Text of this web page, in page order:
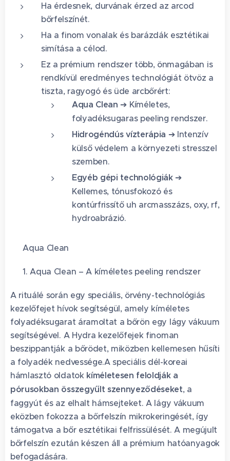
Ha érdesnek, durvának érzed az arcod
bőrfelszínét. ✨
Ha a finom vonalak és barázdák esztétikai
simítása a célod. 🧬
Ez a prémium rendszer több, önmagában is
rendkívül eredményes technológiát ötvöz a
tiszta, ragyogó és üde arcbőrért:
Aqua Clean ➔ Kíméletes,
folyadéksugaras peeling rendszer.
Hidrogéndús vízterápia ➔ Intenzív
külső védelem a környezeti stresszel
szemben.
Egyéb gépi technológiák➔
Kellemes, tónusfokozó és
kontúrfrissítő uh arcmasszázs, oxy, rf,
hydroabrázió.
🌬️ Aqua Clean
🌬️ 1. Aqua Clean – A kíméletes peeling rendszer
A rituálé során egy speciális, örvény-technológiás
kezelőfejet hívok segítségül, amely kíméletes
folyadéksugarat áramoltat a bőrön egy lágy vákuum
segítségével. A Hydra kezelőfejek finoman
beszippantják a bőrödet, miközben kellemesen hűsíti
a folyadék nedvessége.A speciális dél-koreai
hámlasztó oldatok kíméletesen feloldják a
pórusokban összegyűlt szennyeződéseket, a
faggyút és az elhalt hámsejteket. A lágy vákuum
eközben fokozza a bőrfelszín mikrokeringését, így
támogatva a bőr esztétikai felfrissülését. A megújult
bőrfelszín ezután készen áll a prémium hatóanyagok
befogadására.